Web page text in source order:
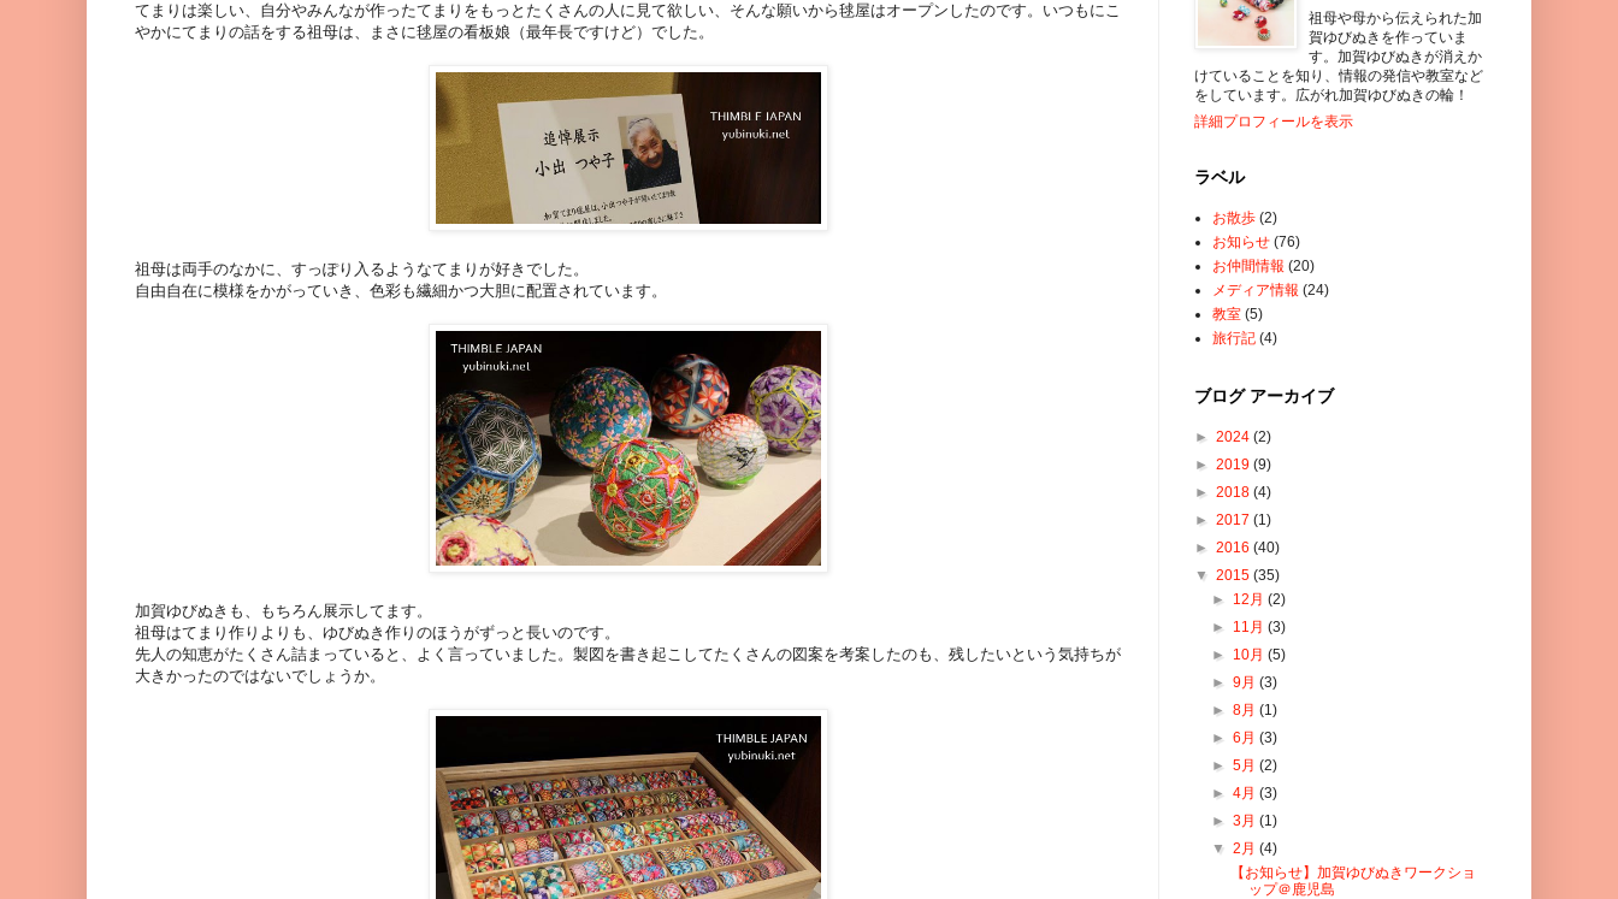
てまりは楽しい、自分やみんなが作ったてまりをもっとたくさんの人に見て欲しい、そんな願いから毬屋はオープンしたのです。いつもにこ
やかにてまりの話をする祖母は、まさに毬屋の看板娘（最年長ですけど）でした。
祖母は両手のなかに、すっぽり入るようなてまりが好きでした。
自由自在に模様をかがっていき、色彩も繊細かつ大胆に配置されています。
加賀ゆびぬきも、もちろん展示してます。
祖母はてまり作りよりも、ゆびぬき作りのほうがずっと長いのです。
先人の知恵がたくさん詰まっていると、よく言っていました。製図を書き起こしてたくさんの図案を考案したのも、残したいという気持ちが
大きかったのではないでしょうか。
祖母や母から伝えられた加
賀ゆびぬきを作っていま
す。加賀ゆびぬきが消えか
けていることを知り、情報の発信や教室など
をしています。広がれ加賀ゆびぬきの輪！
詳細プロフィールを表示
ラベル
お散歩 (2)
お知らせ (76)
お仲間情報 (20)
メディア情報 (24)
教室 (5)
旅行記 (4)
ブログ アーカイブ
► 2024 (2)
► 2019 (9)
► 2018 (4)
► 2017 (1)
► 2016 (40)
▼ 2015 (35)
► 12月(2)
► 11月(3)
► 10月(5)
►9月(3)
►8月(1)
►6月(3)
►5月(2)
►4月(3)
►3月(1)
▼2月(4)
【お知らせ】加賀ゆびぬきワークショ
ップ＠鹿児島